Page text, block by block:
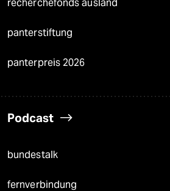
recherchefonds ausland
panterstiftung
panterpreis 2026
Podcast
bundestalk
fernverbindung